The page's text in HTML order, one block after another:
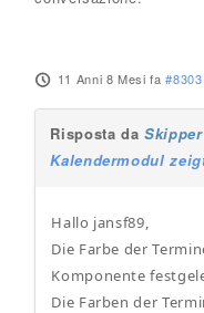
11 Anni 8 Mesi fa #8303
Risposta daSkipper
Kalendermodul
Hallo jansf89,
Die Farbe der
Komponente
Die Farben der